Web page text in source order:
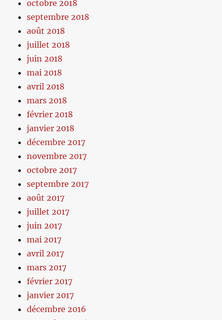
octobre 2018
septembre 2018
août 2018
juillet 2018
juin 2018
mai 2018
avril 2018
mars 2018
février 2018
janvier 2018
décembre 2017
novembre 2017
octobre 2017
septembre 2017
août 2017
juillet 2017
juin 2017
mai 2017
avril 2017
mars 2017
février 2017
janvier 2017
décembre 2016